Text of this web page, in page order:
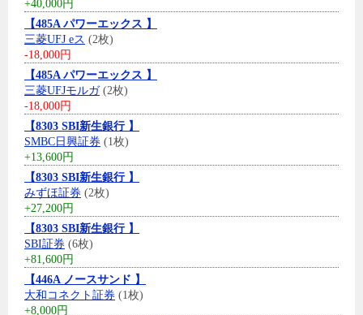
+40,000円
【485A パワーエックス 】
三菱UFJ eス (2枚)
-18,000円
【485A パワーエックス 】
三菱UFJモルガ(2枚)
-18,000円
【8303 SBI新生銀行 】
SMBC日興証券 (1枚)
+13,600円
【8303 SBI新生銀行 】
みずほ証券 (2枚)
+27,200円
【8303 SBI新生銀行 】
SBI証券 (6枚)
+81,600円
【446A ノースサンド 】
大和コネクト証券 (1枚)
+8,000円